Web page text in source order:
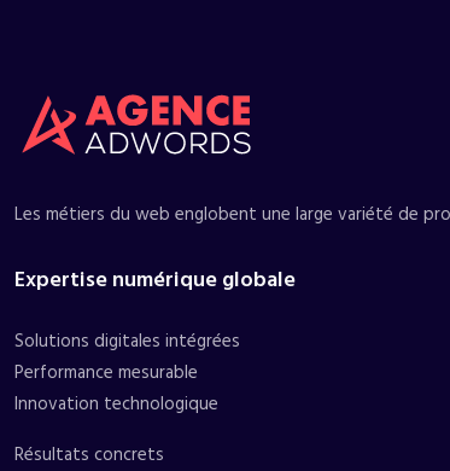
Les métiers du web englobent une large variété de
Expertise numérique globale
Solutions digitales intégrées
Performance mesurable
Innovation technologique
Résultats concrets